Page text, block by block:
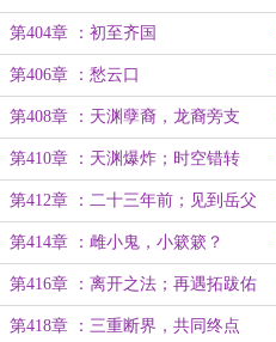
第404章 ：初至齐国
第406章 ：愁云口
第408章 ：天渊孽裔，龙裔旁支
第410章 ：天渊爆炸；时空错转
第412章 ：二十三年前；见到岳父
第414章 ：雌小鬼，小簌簌？
第416章 ：离开之法；再遇拓跋佑
第418章 ：三重断界，共同终点